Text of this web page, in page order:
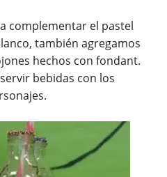
complementar el pastel
también agregamos
hechos con fondant.
bebidas con los